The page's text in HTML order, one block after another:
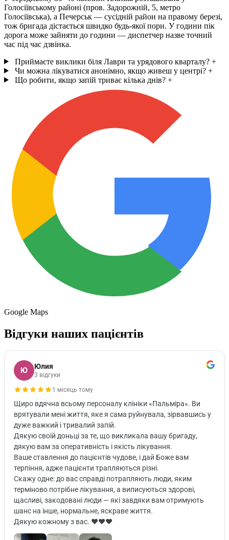
Голосіївському районі (пров. Задорожній, 5, метро
Голосіївська), а Печерськ — сусідній район на правому березі,
тож бригада дістається швидко будь-якої пори. У години пік
дорога може зайняти до години — диспетчер назве точний
час під час дзвінка.
Приймаєте виклики біля Лаври та урядового кварталу? +
Чи можна лікуватися анонімно, якщо живеш у центрі? +
Що робити, якщо запій триває кілька днів? +
Google Maps
Відгуки наших пацієнтів
Ю Юлия
3 відгуки
1 місяць тому
Щиро вдячна всьому персоналу клініки «Пальміра». Ви
врятували мені життя, яке я сама руйнувала, зірвавшись у
дуже важкий і тривалий запій.
Дякую своїй доньці за те, що викликала вашу бригаду,
дякую вам за оперативність і якість лікування.
Ваше ставлення до пацієнтів чудове, і дай Боже вам
терпіння, адже пацієнти трапляються різні.
Скажу одне: до вас справді потрапляють люди, яким
терміново потрібне лікування, а виписуються здорові,
щасливі, закодовані люди — які завдяки вам отримують
шанс на інше, нормальне, яскраве життя.
Дякую кожному з вас. ♥️♥️♥️